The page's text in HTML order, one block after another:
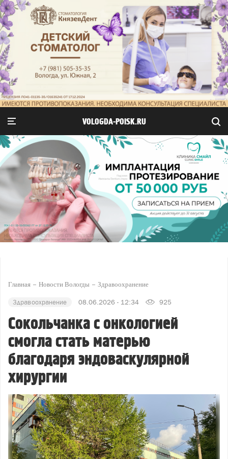
VOLOGDA-POISK.RU
Главная Новости Вологды Здравоохранение
Здравоохранение 08.06.2026 - 12:34 925
Сокольчанка с онкологией
смогла стать матерью
благодаря эндоваскулярной
хирургии